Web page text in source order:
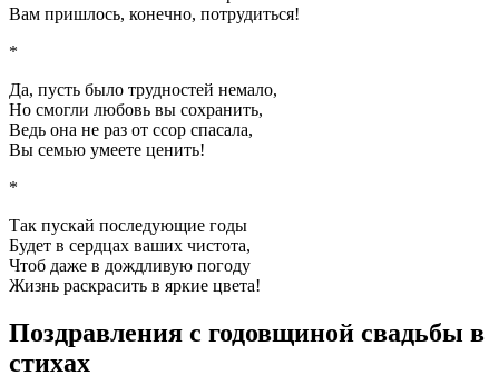
Вам пришлось, конечно, потрудиться!
*
Да, пусть было трудностей немало,
Но смогли любовь вы сохранить,
Ведь она не раз от ссор спасала,
Вы семью умеете ценить!
*
Так пускай последующие годы
Будет в сердцах ваших чистота,
Чтоб даже в дождливую погоду
Жизнь раскрасить в яркие цвета!
Поздравления с годовщиной свадьбы в
стихах